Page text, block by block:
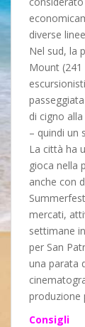
diverse
Nel sud, la
Mount
di cigno
– quindi un
La città ha
gioca nella
anche con
mercati,
settimane
per San
una parata
produzione
Consigli